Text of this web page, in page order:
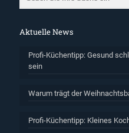
Aktuelle News
Profi-Küchentipp: Gesund
sein
Warum trägt der
Profi-Küchentipp: Kleines